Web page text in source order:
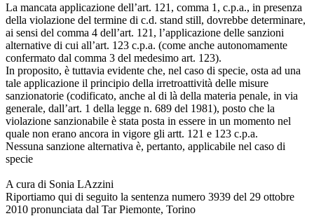
La mancata applicazione dell’art. 121, comma 1, c.p.a., in presenza
della violazione del termine di c.d. stand still, dovrebbe determinare,
ai sensi del comma 4 dell’art. 121, l’applicazione delle sanzioni
alternative di cui all’art. 123 c.p.a. (come anche autonomamente
confermato dal comma 3 del medesimo art. 123).
In proposito, è tuttavia evidente che, nel caso di specie, osta ad una
tale applicazione il principio della irretroattività delle misure
sanzionatorie (codificato, anche al di là della materia penale, in via
generale, dall’art. 1 della legge n. 689 del 1981), posto che la
violazione sanzionabile è stata posta in essere in un momento nel
quale non erano ancora in vigore gli artt. 121 e 123 c.p.a.
Nessuna sanzione alternativa è, pertanto, applicabile nel caso di
specie
A cura di Sonia LAzzini
Riportiamo qui di seguito la sentenza numero 3939 del 29 ottobre
2010 pronunciata dal Tar Piemonte, Torino